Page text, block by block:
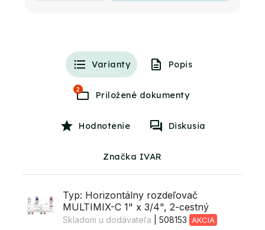
Varianty Popis
2
Hodnotenie Diskusia
Značka IVAR
Typ: Horizontálny rozdeľovač
MULTIMIX-C 1" x 3/4", 2-cestný
Skladom u dodávateľa | 508153 AKCIA